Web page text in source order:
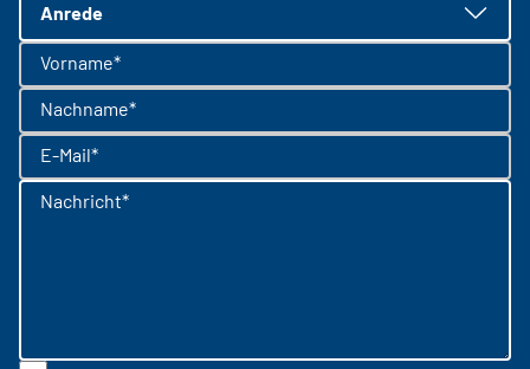
Anrede
Vorname*
Nachname*
E-Mail*
Nachricht*